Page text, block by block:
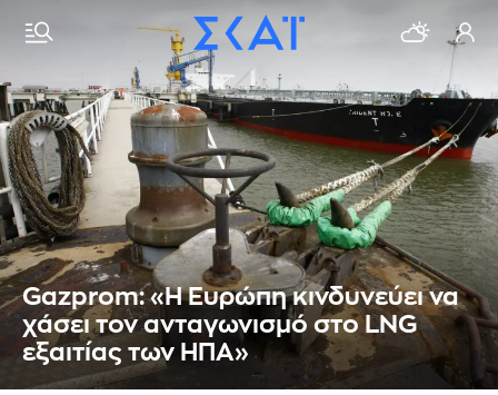
Gazprom: «Η Ευρώπη κινδυνεύει να
χάσει τον ανταγωνισμό στο LNG
εξαιτίας των ΗΠΑ»